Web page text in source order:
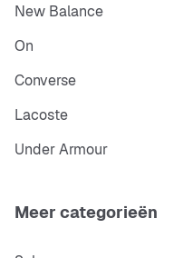
New Balance
On
Converse
Lacoste
Under Armour
Meer categorieën